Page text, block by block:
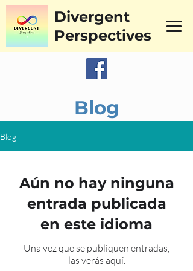
Divergent
Perspectives
Blog
Blog
Aún no hay ninguna
entrada publicada
en este idioma
Una vez que se publiquen entradas,
las verás aquí.